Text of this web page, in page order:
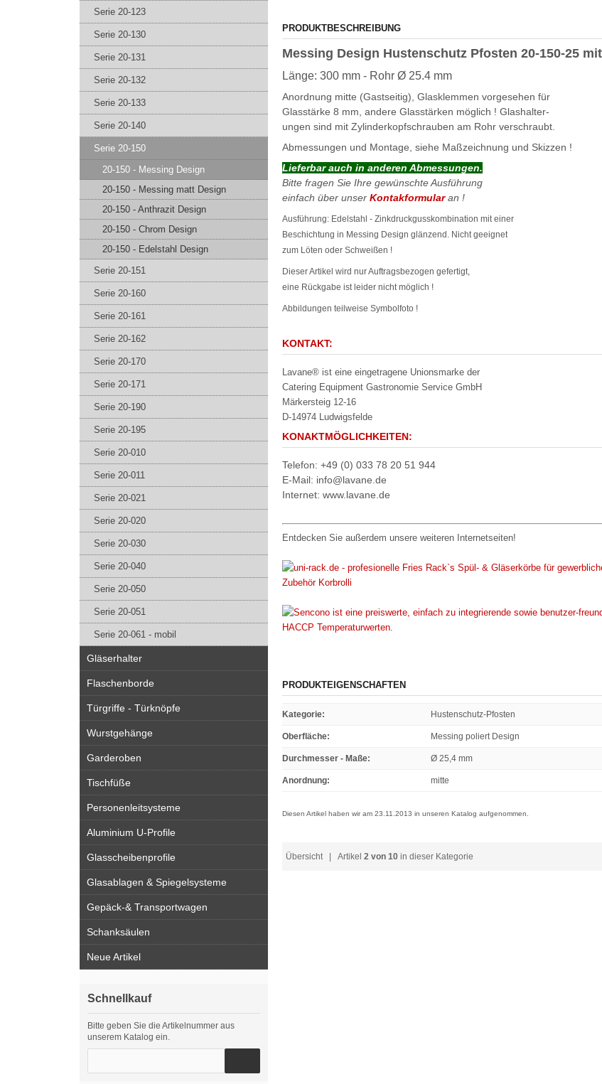
PRODUKTBESCHREIBUNG
Messing Design Hustenschutz Pfosten 20-150-25
Länge: 300 mm - Rohr Ø 25.4 mm
Anordnung mitte (Gastseitig), Glasklemmen vorgesehen für
Glasstärke 8 mm, andere Glasstärken möglich ! Glashalter-
ungen sind mit Zylinderkopfschrauben am Rohr verschraubt.
Abmessungen und Montage, siehe Maßzeichnung und Skizzen !
Lieferbar auch in anderen Abmessungen.
Bitte fragen Sie Ihre gewünschte Ausführung
einfach über unser Kontakformularan !
Ausführung: Edelstahl - Zinkdruckgusskombination mit einer
Beschichtung in Messing Design glänzend. Nicht geeignet
zum Löten oder Schweißen !
Dieser Artikel wird nur Auftragsbezogen gefertigt,
eine Rückgabe ist leider nicht möglich !
Abbildungen teilweise Symbolfoto !
KONTAKT:
Lavane® ist eine eingetragene Unionsmarke der
Catering Equipment Gastronomie Service GmbH
Märkersteig 12-16
D-14974 Ludwigsfelde
KONAKTMÖGLICHKEITEN:
Telefon: +49 (0) 033 78 20 51 944
E-Mail: info@lavane.de
Internet: www.lavane.de
Entdecken Sie außerdem unsere weiteren Internetseiten!
PRODUKTEIGENSCHAFTEN
Kategorie: Hustenschutz-Pfosten
Oberfläche: Messing poliert Design
Durchmesser - Maße: Ø 25,4 mm
Anordnung: mitte
Diesen Artikel haben wir am 23.11.2013 in unseren Katalog aufgenommen.
Übersicht | Artikel 2 von 10 in dieser Kategorie
Serie 20-123
Serie 20-130
Serie 20-131
Serie 20-132
Serie 20-133
Serie 20-140
Serie 20-150
20-150 - Messing Design
20-150 - Messing matt Design
20-150 - Anthrazit Design
20-150 - Chrom Design
20-150 - Edelstahl Design
Serie 20-151
Serie 20-160
Serie 20-161
Serie 20-162
Serie 20-170
Serie 20-171
Serie 20-190
Serie 20-195
Serie 20-010
Serie 20-011
Serie 20-021
Serie 20-020
Serie 20-030
Serie 20-040
Serie 20-050
Serie 20-051
Serie 20-061 - mobil
Gläserhalter
Flaschenborde
Türgriffe - Türknöpfe
Wurstgehänge
Garderoben
Tischfüße
Personenleitsysteme
Aluminium U-Profile
Glasscheibenprofile
Glasablagen & Spiegelsysteme
Gepäck-& Transportwagen
Schanksäulen
Neue Artikel
Schnellkauf
Bitte geben Sie die Artikelnummer aus
unserem Katalog ein.